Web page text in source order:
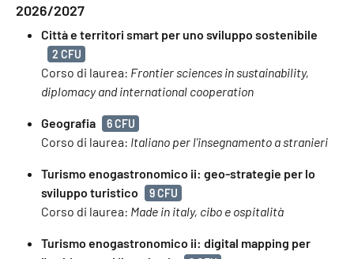
2026/2027
Città e territori smart per uno sviluppo sostenibile
2 CFU
Corso di laurea: Frontier sciences in sustainability,
diplomacy and international cooperation
Geografia 6 CFU
Corso di laurea: Italiano per l'insegnamento a stranieri
Turismo enogastronomico ii: geo-strategie per lo
sviluppo turistico
9 CFU
Corso di laurea: Made in italy, cibo e ospitalità
Turismo enogastronomico ii: digital mapping per